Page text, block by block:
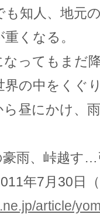
も知人、地元
くなる。
ってもまだ
界の中をくぐ
ら昼にかけ、
豪雨、峠越す
年7月30日
article/